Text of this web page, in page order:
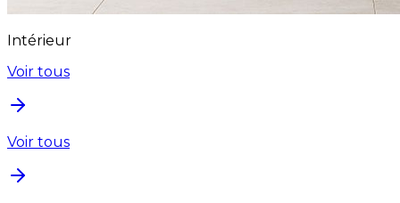
Intérieur
Voir tous
Voir tous